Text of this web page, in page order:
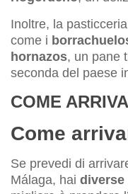
Inoltre, la
come i
hornazos, un pane
seconda del paese
COME
Come
Se prevedi di
Málaga, hai